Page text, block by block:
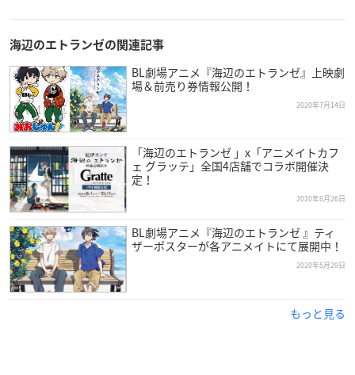
海辺のエトランゼの関連記事
BL劇場アニメ『海辺のエトランゼ』上映劇
場＆前売り券情報公開！
2020年7月14日
「海辺のエトランゼ 」x「アニメイトカフ
ェ グラッテ」全国4店舗でコラボ開催決
定！
2020年6月26日
BL劇場アニメ『海辺のエトランゼ 』ティ
ザーポスターが各アニメイトにて展開中！
2020年5月29日
もっと見る